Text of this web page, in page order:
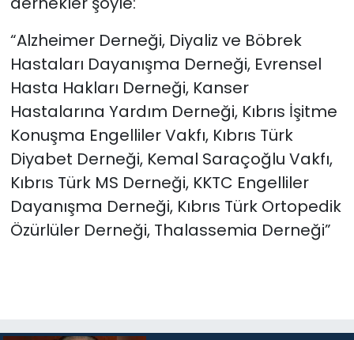
“Alzheimer Derneği, Diyaliz ve Böbrek
Hastaları Dayanışma Derneği, Evrensel
Hasta Hakları Derneği, Kanser
Hastalarına Yardım Derneği, Kıbrıs İşitme
Konuşma Engelliler Vakfı, Kıbrıs Türk
Diyabet Derneği, Kemal Saraçoğlu Vakfı,
Kıbrıs Türk MS Derneği, KKTC Engelliler
Dayanışma Derneği, Kıbrıs Türk Ortopedik
Özürlüler Derneği, Thalassemia Derneği”